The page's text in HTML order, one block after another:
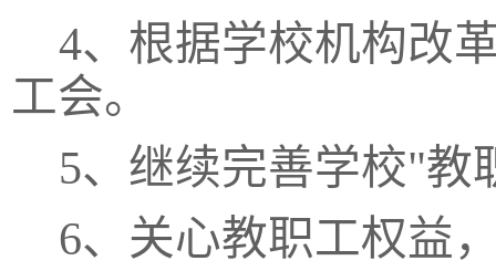
4、根据学校机构改
工会。
5、继续完善学校"教
6、关心教职工权益